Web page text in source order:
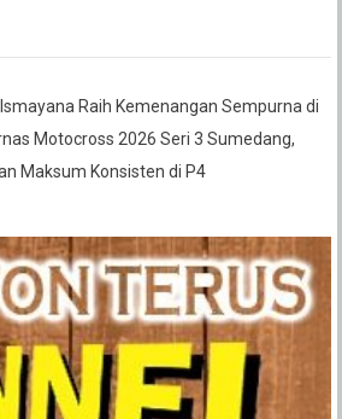
Ismayana Raih Kemenangan Sempurna di
Motocross 2026 Seri 3 Sumedang,
Maksum Konsisten di P4